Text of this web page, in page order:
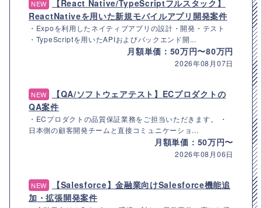
NEW
【React Native/TypeScriptフルスタック】
ReactNativeを用いた新規モバイルアプリ開発案件
・Expoを利用したネイティブアプリの設計・開発・テスト
・TypeScriptを用いたAPIおよびバックエンド開...
月額単価：50万円〜80万円
2026年08月07日
NEW
【QA/ソフトウェアテスト】ECプロダクトの
QA案件
・ECプロダクトの品質保証業務をご担当いただきます。 ・
日本側の顧客開発チームと直接コミュニケーショ...
月額単価：50万円〜
2026年08月06日
NEW
【Salesforce】金融業向けSalesforce機能追
加・拡張開発案件